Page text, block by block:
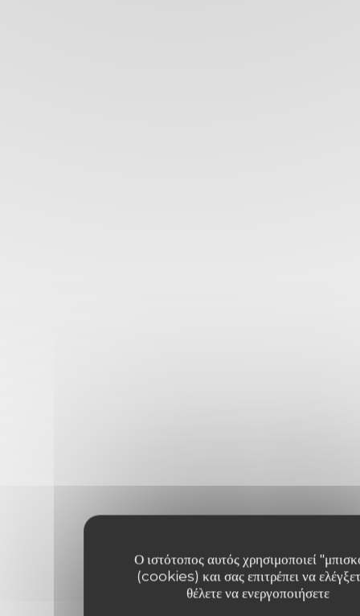
Ο ιστότοπος αυτός χρησιμοποιεί
(cookies) και σας επιτρέπει να
θέλετε να ενεργοποιήσετε